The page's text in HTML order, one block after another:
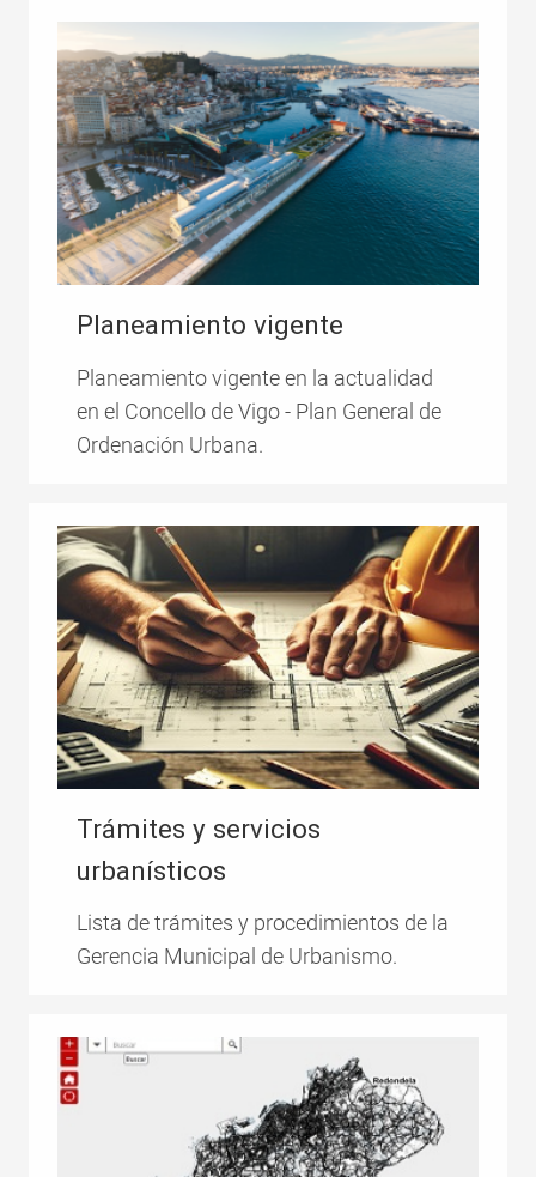
Planeamiento vigente
Planeamiento vigente en la actualidad
en el Concello de Vigo - Plan General de
Ordenación Urbana.
Trámites y servicios
urbanísticos
Lista de trámites y procedimientos de la
Gerencia Municipal de Urbanismo.